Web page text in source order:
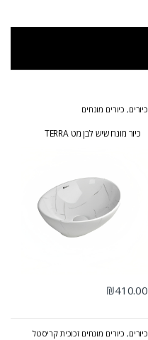
כיורים, כיורים מונחים
כיור מונח שיש לבן מט TERRA
₪410.00
כיורים, כיורים מונחים זכוכית קריסטל